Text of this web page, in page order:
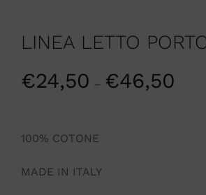
LINEA LETTO
€24,50 – €46,50
100% COTONE
MADE IN ITALY